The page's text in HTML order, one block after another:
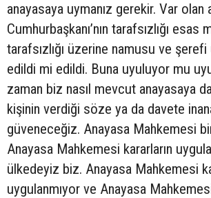
anayasaya uymanız gerekir. Var olan
Cumhurbaşkanı’nın tarafsızlığı esas
tarafsızlığı üzerine namusu ve
edildi mi edildi. Buna uyuluyor mu
zaman biz nasıl mevcut anayasaya
kişinin verdiği söze ya da davete
güveneceğiz. Anayasa Mahkemesi
Anayasa Mahkemesi kararların
ülkedeyiz biz. Anayasa Mahkemesi
uygulanmıyor ve Anayasa